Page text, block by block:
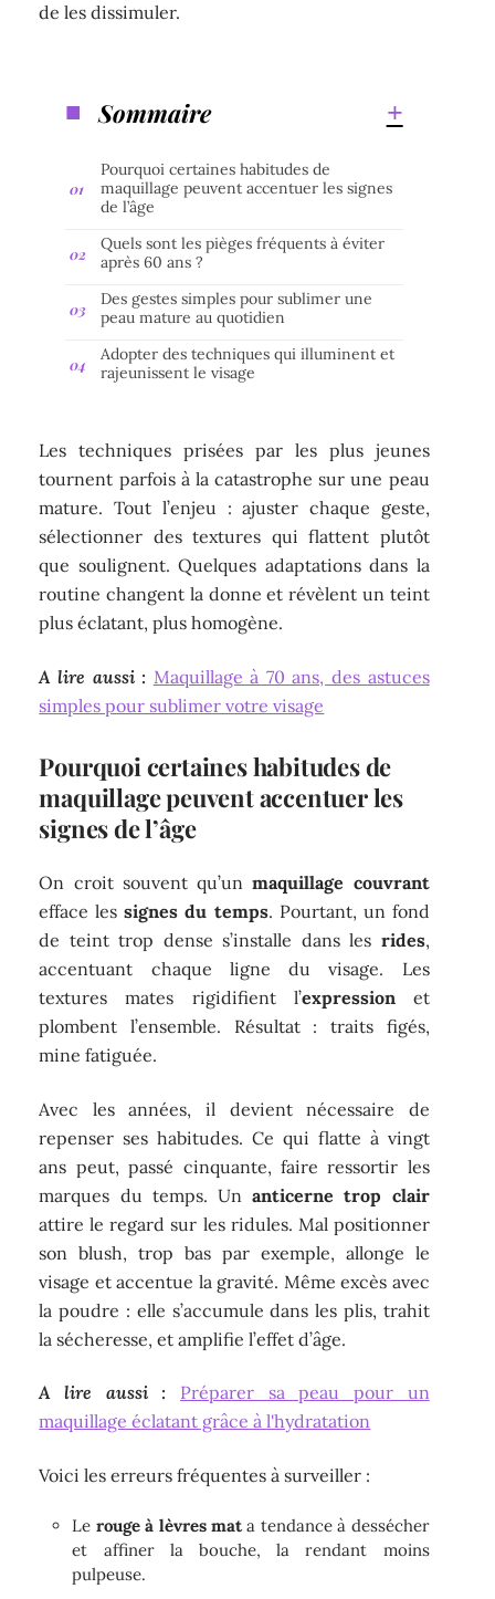
de les dissimuler.
Sommaire
Pourquoi certaines habitudes de
maquillage peuvent accentuer les signes
de l’âge
Quels sont les pièges fréquents à éviter
après 60 ans ?
Des gestes simples pour sublimer une
peau mature au quotidien
Adopter des techniques qui illuminent et
rajeunissent le visage
Les techniques prisées par les plus jeunes
tournent parfois à la catastrophe sur une peau
mature. Tout l’enjeu : ajuster chaque geste,
sélectionner des textures qui flattent plutôt
que soulignent. Quelques adaptations dans la
routine changent la donne et révèlent un teint
plus éclatant, plus homogène.
A lire aussi : Maquillage à 70 ans, des astuces
simples pour sublimer votre visage
Pourquoi certaines habitudes de
maquillage peuvent accentuer les
signes de l’âge
On croit souvent qu’unmaquillage couvrant
efface lessignes du temps. Pourtant, un fond
de teint trop dense s’installe dans les rides,
accentuant chaque ligne du visage. Les
textures mates rigidifient l’expressionet
plombent l’ensemble. Résultat : traits figés,
mine fatiguée.
Avec les années, il devient nécessaire de
repenser ses habitudes. Ce qui flatte à vingt
ans peut, passé cinquante, faire ressortir les
marques du temps. Unanticerne trop clair
attire le regard sur les ridules. Mal positionner
son blush, trop bas par exemple, allonge le
visage et accentue la gravité. Même excès avec
la poudre : elle s’accumule dans les plis, trahit
la sécheresse, et amplifie l’effet d’âge.
A lire aussi :
Préparer sa peau pour un
maquillage éclatant grâce à l'hydratation
Voici les erreurs fréquentes à surveiller :
Le rouge à lèvres mata tendance à dessécher
et affiner la bouche, la rendant moins
pulpeuse.